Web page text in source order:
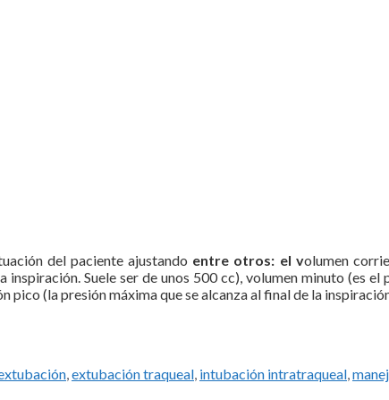
del paciente ajustando entre otros: el volumen
Suele ser de unos 500 cc), volumen minuto (es el
(la presión máxima que se alcanza al final de la
extubación traqueal intubación intratraqueal